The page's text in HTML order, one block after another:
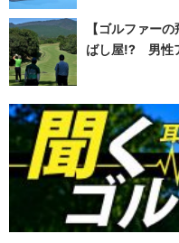
【ゴルファー
ばし屋!? 男性